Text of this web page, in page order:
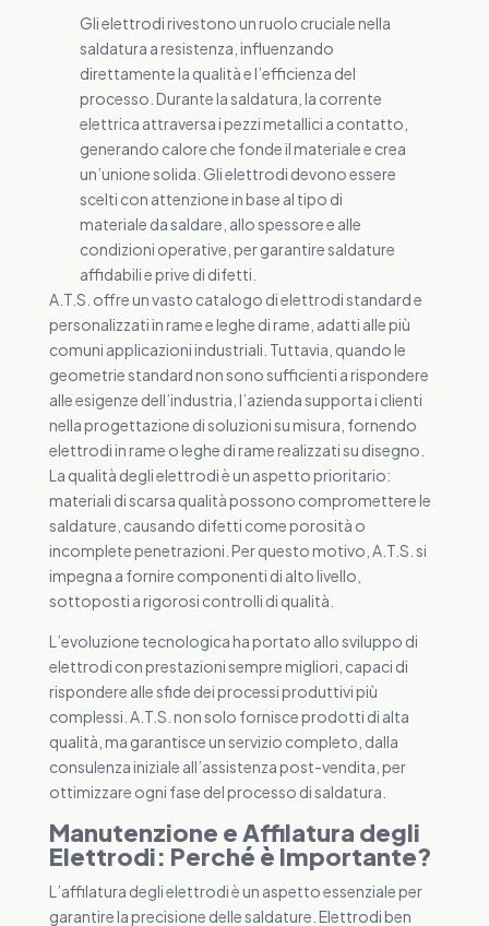
Gli elettrodi rivestono un ruolo cruciale nella
saldatura a resistenza, influenzando
direttamente la qualità e l’efficienza del
processo. Durante la saldatura, la corrente
elettrica attraversa i pezzi metallici a contatto,
generando calore che fonde il materiale e crea
un’unione solida. Gli elettrodi devono essere
scelti con attenzione in base al tipo di
materiale da saldare, allo spessore e alle
condizioni operative, per garantire saldature
affidabili e prive di difetti.
A.T.S. offre un vasto catalogo di elettrodi standard e
personalizzati in rame e leghe di rame, adatti alle più
comuni applicazioni industriali. Tuttavia, quando le
geometrie standard non sono sufficienti a rispondere
alle esigenze dell’industria, l’azienda supporta i clienti
nella progettazione di soluzioni su misura, fornendo
elettrodi in rame o leghe di rame realizzati su disegno.
La qualità degli elettrodi è un aspetto prioritario:
materiali di scarsa qualità possono compromettere le
saldature, causando difetti come porosità o
incomplete penetrazioni. Per questo motivo, A.T.S. si
impegna a fornire componenti di alto livello,
sottoposti a rigorosi controlli di qualità.
L’evoluzione tecnologica ha portato allo sviluppo di
elettrodi con prestazioni sempre migliori, capaci di
rispondere alle sfide dei processi produttivi più
complessi. A.T.S. non solo fornisce prodotti di alta
qualità, ma garantisce un servizio completo, dalla
consulenza iniziale all’assistenza post-vendita, per
ottimizzare ogni fase del processo di saldatura.
Manutenzione e Affilatura degli
Elettrodi: Perché è Importante?
L’affilatura degli elettrodi è un aspetto essenziale per
garantire la precisione delle saldature. Elettrodi ben